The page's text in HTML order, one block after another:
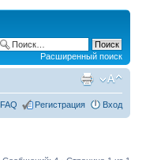
Расширенный поиск
FAQ Регистрация Вход